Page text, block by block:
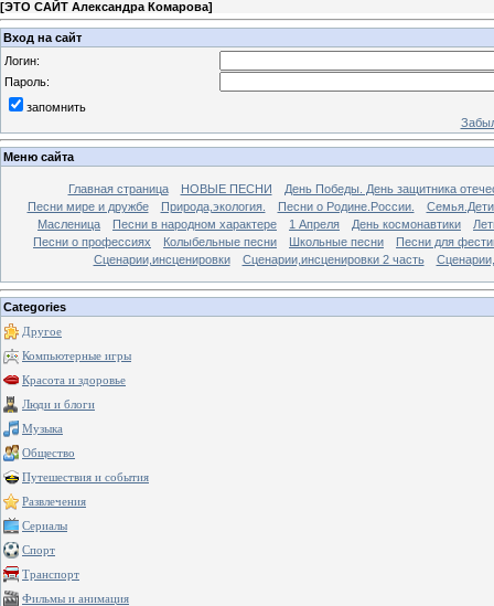
[ЭТО САЙТ Александра Комарова]
Вход на сайт
Логин:
Пароль:
запомнить
Меню сайта
Главная страница НОВЫЕ ПЕСНИ
День Победы. День защитника
Песни мире и дружбе
Природа,экология. Песни о Родине.России.
Масленица
Песни в народном характере 1 Апреля День космонавтики
Песни о профессиях
Колыбельные песни Школьные песни
Песни для
Сценарии,инсценировки
Сценарии,инсценировки 2 часть
Categories
Другое
Компьютерные игры
Красота и здоровье
Люди и блоги
Музыка
Общество
Путешествия и события
Развлечения
Сериалы
Спорт
Транспорт
Фильмы и анимация